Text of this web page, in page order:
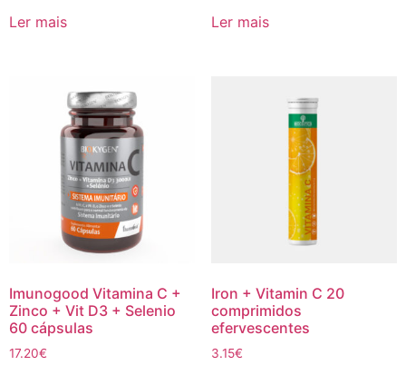
Ler mais Ler mais
Imunogood Vitamina C +
Zinco + Vit D3 + Selenio
60 cápsulas
17.20€
Iron + Vitamin C 20
comprimidos
efervescentes
3.15€